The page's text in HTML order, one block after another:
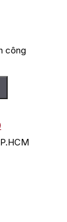
công